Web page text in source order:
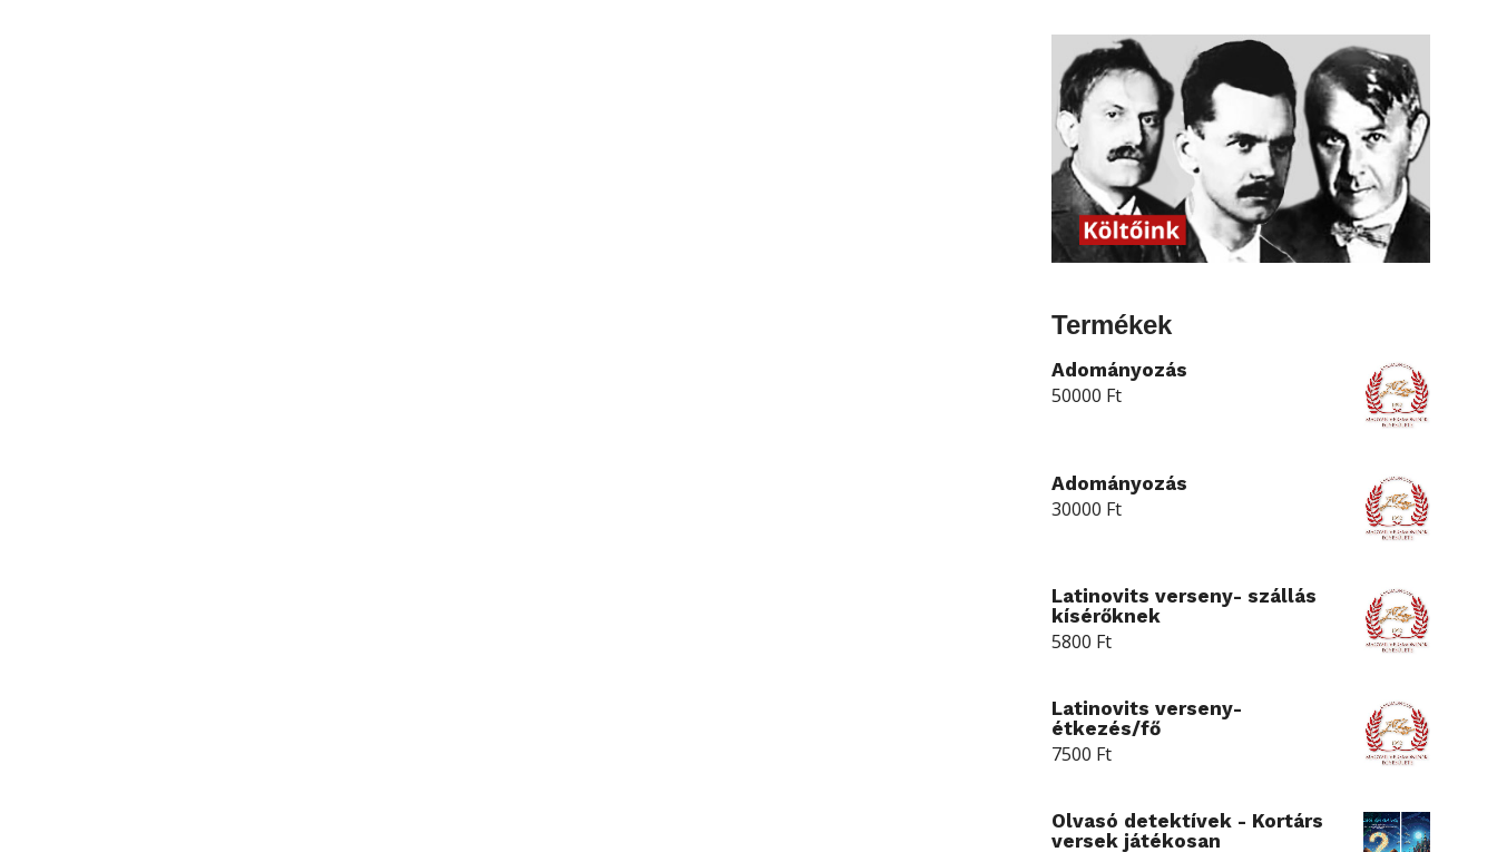
Termékek
Adományozás
50000 Ft
Adományozás
30000 Ft
Latinovits verseny- szállás
kísérőknek
5800 Ft
Latinovits verseny-
étkezés/fő
7500 Ft
Olvasó detektívek - Kortárs
versek játékosan